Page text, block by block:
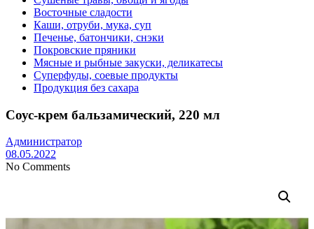
Восточные сладости
Каши, отруби, мука, суп
Печенье, батончики, снэки
Покровские пряники
Мясные и рыбные закуски, деликатесы
Суперфуды, соевые продукты
Продукция без сахара
Соус-крем бальзамический, 220 мл
Администратор
08.05.2022
No Comments